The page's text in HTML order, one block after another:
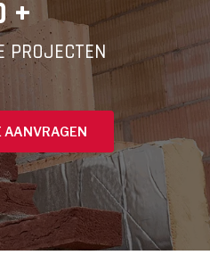
+
PROJECTEN
AANVRAGEN